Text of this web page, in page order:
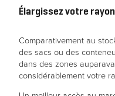
Élargissez votre
Comparativement au
des sacs ou des
dans des zones
considérablement votre